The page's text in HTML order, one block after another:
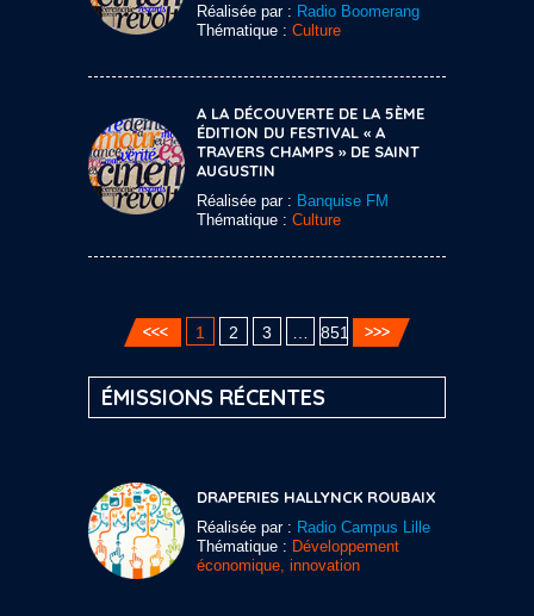
Réalisée par : Radio Boomerang
Thématique : Culture
A LA DÉCOUVERTE DE LA 5ÈME
ÉDITION DU FESTIVAL « A
TRAVERS CHAMPS » DE SAINT
AUGUSTIN
Réalisée par : Banquise FM
Thématique : Culture
1 2 3 851
ÉMISSIONS RÉCENTES
DRAPERIES HALLYNCK ROUBAIX
Réalisée par : Radio Campus Lille
Thématique : Développement
économique, innovation